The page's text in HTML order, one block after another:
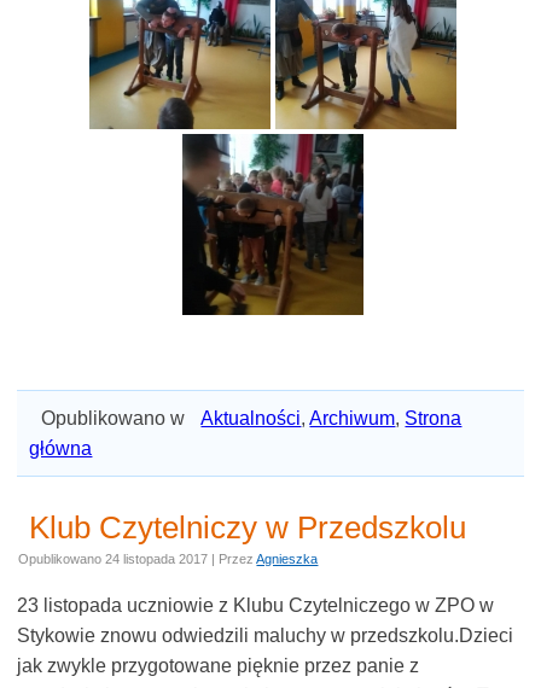
Opublikowano w Aktualności,Archiwum, Strona
główna
Klub Czytelniczy w Przedszkolu
Opublikowano 24 listopada 2017 | Przez Agnieszka
23 listopada uczniowie z Klubu Czytelniczego w ZPO w
Stykowie znowu odwiedzili maluchy w przedszkolu.Dzieci
jak zwykle przygotowane pięknie przez panie z